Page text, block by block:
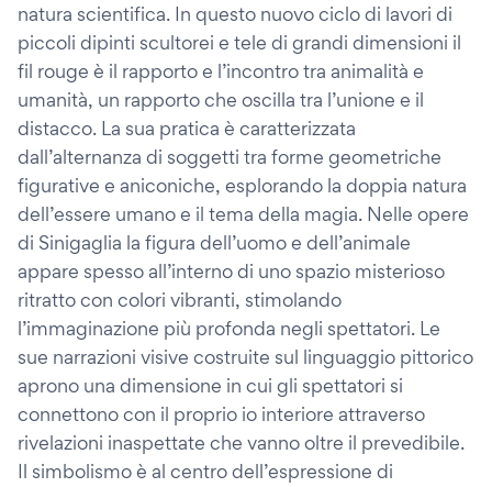
natura scientifica. In questo nuovo ciclo di lavori di
piccoli dipinti scultorei e tele di grandi dimensioni il
fil rouge è il rapporto e l’incontro tra animalità e
umanità, un rapporto che oscilla tra l’unione e il
distacco. La sua pratica è caratterizzata
dall’alternanza di soggetti tra forme geometriche
figurative e aniconiche, esplorando la doppia natura
dell’essere umano e il tema della magia. Nelle opere
di Sinigaglia la figura dell’uomo e dell’animale
appare spesso all’interno di uno spazio misterioso
ritratto con colori vibranti, stimolando
l’immaginazione più profonda negli spettatori. Le
sue narrazioni visive costruite sul linguaggio pittorico
aprono una dimensione in cui gli spettatori si
connettono con il proprio io interiore attraverso
rivelazioni inaspettate che vanno oltre il prevedibile.
Il simbolismo è al centro dell’espressione di